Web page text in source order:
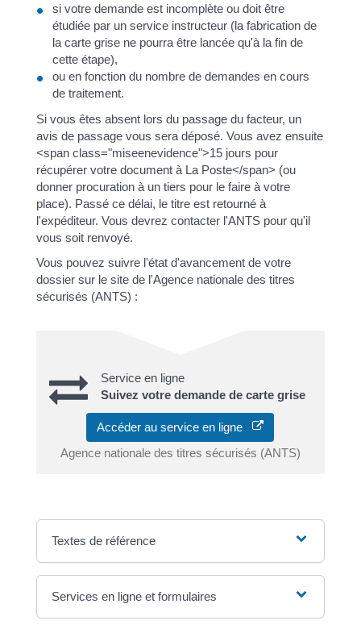
si votre demande est incomplète ou doit être
étudiée par un service instructeur (la fabrication de
la carte grise ne pourra être lancée qu'à la fin de
cette étape),
ou en fonction du nombre de demandes en cours
de traitement.
Si vous êtes absent lors du passage du facteur, un
avis de passage vous sera déposé. Vous avez ensuite
<span class="miseenevidence">15 jours pour
récupérer votre document à La Poste</span> (ou
donner procuration à un tiers pour le faire à votre
place). Passé ce délai, le titre est retourné à
l'expéditeur. Vous devrez contacter l'ANTS pour qu'il
vous soit renvoyé.
Vous pouvez suivre l'état d'avancement de votre
dossier sur le site de l'Agence nationale des titres
sécurisés (ANTS) :
Service en ligne
Suivez votre demande de carte grise
Accéder au service en ligne
Agence nationale des titres sécurisés (ANTS)
Textes de référence
Services en ligne et formulaires